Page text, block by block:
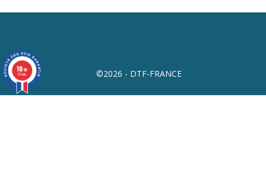
©2026 - DTF-FRANCE
10/10
23 avis